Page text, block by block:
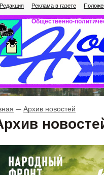
Редакция Реклама в газете
Общественно-
Архив новостей